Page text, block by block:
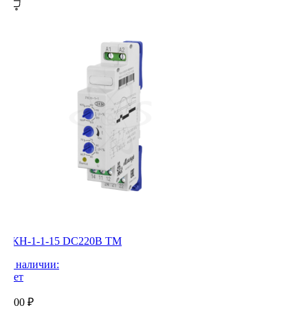
РКН-1-1-15 DC220В ТМ
В наличии:
Нет
0,00 ₽